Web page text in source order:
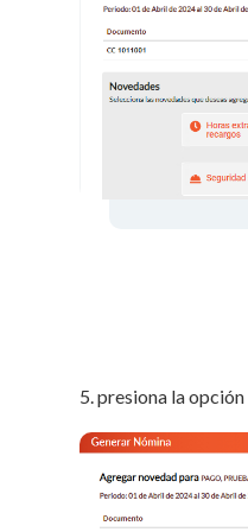
5. presiona la opción